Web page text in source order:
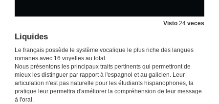
Visto 24 veces
Liquides
Le français possède le système vocalique le plus riche des langues
romanes avec 16 voyelles au total.
Nous présentons les principaux traits pertinents qui permettront de
mieux les distinguer par rapport à l'espagnol et au galicien. Leur
articulation n'est pas naturelle pour les étudiants hispanophones, la
pratique leur permettra d'améliorer la compréhension de leur message
à l'oral.
19 de xul. de 2019
Les Occlusives Bilabiales